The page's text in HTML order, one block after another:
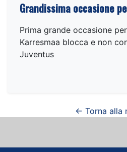
Grandissima occasione
Prima grande occasione
Karresmaa blocca e non
Juventus
← Torna alla